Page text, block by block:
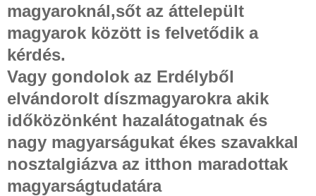
magyaroknál,sőt az áttelepült
magyarok között is felvetődik a
kérdés.
Vagy gondolok az Erdélyből
elvándorolt díszmagyarokra akik
időközönként hazalátogatnak és
nagy magyarságukat ékes szavakkal
nosztalgiázva az itthon maradottak
magyarságtudatára